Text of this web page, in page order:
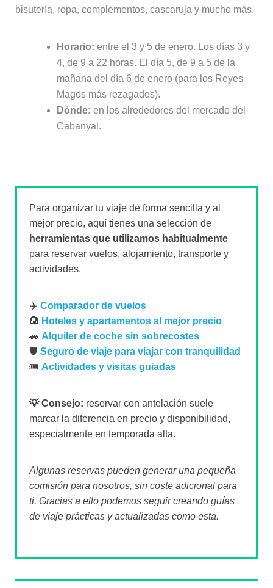
bisutería, ropa, complementos, cascaruja y mucho más.
Horario: entre el 3 y 5 de enero. Los días 3 y
4, de 9 a 22 horas. El día 5, de 9 a 5 de la
mañana del día 6 de enero (para los Reyes
Magos más rezagados).
Dónde: en los alrededores del mercado del
Cabanyal.
Para organizar tu viaje de forma sencilla y al
mejor precio, aquí tienes una selección de
herramientas que utilizamos habitualmente
para reservar vuelos, alojamiento, transporte y
actividades.
✈️ Comparador de vuelos
🏨 Hoteles y apartamentos al mejor precio
🚗 Alquiler de coche sin sobrecostes
🛡️ Seguro de viaje para viajar con tranquilidad
🎟️ Actividades y visitas guiadas
💡 Consejo: reservar con antelación suele
marcar la diferencia en precio y disponibilidad,
especialmente en temporada alta.
Algunas reservas pueden generar una pequeña
comisión para nosotros, sin coste adicional para
ti. Gracias a ello podemos seguir creando guías
de viaje prácticas y actualizadas como esta.